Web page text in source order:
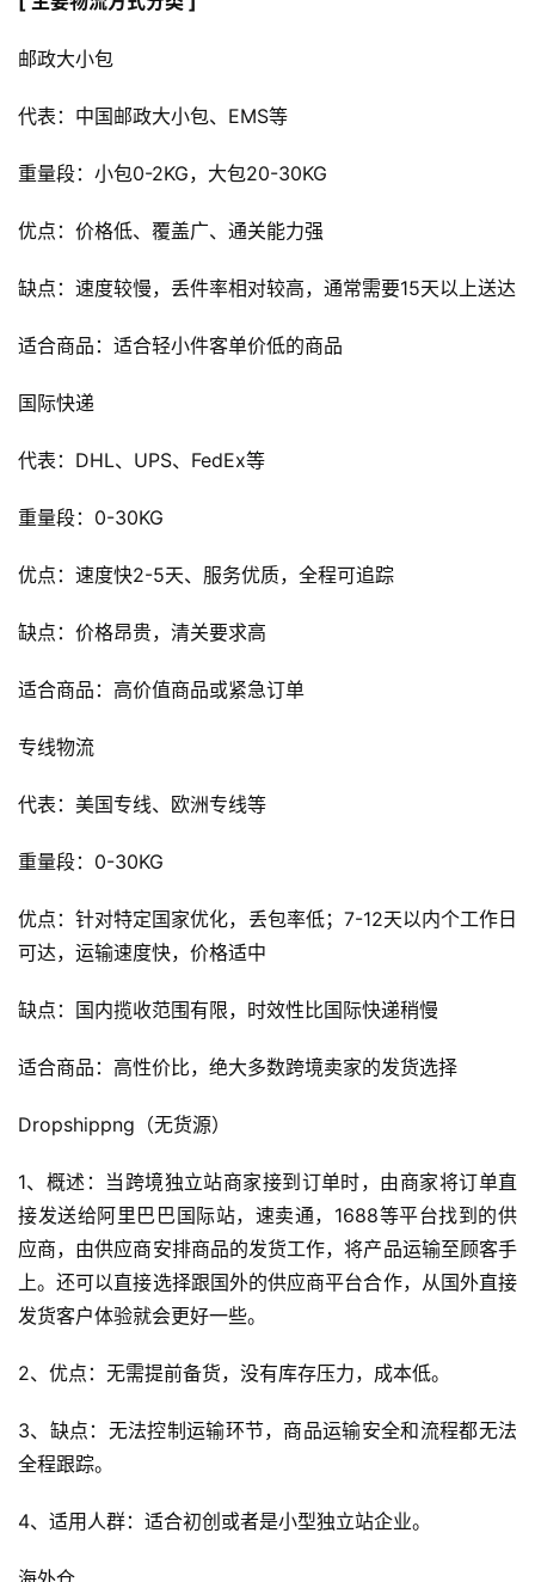
首
页
邮政大小包
代表：中国邮政大小包、EMS等
重量段：小包0-2KG，大包20-30KG
优点：价格低、覆盖广、通关能力强
缺点：速度较慢，丢件率相对较高，通常需要15天以上送达
适合商品：适合轻小件客单价低的商品
国际快递
代表：DHL、UPS、FedEx等
重量段：0-30KG
优点：速度快2-5天、服务优质，全程可追踪
缺点：价格昂贵，清关要求高
适合商品：高价值商品或紧急订单
专线物流
代表：美国专线、欧洲专线等
重量段：0-30KG
优点：针对特定国家优化，丢包率低；7-12天以内个工作日
可达，运输速度快，价格适中
缺点：国内揽收范围有限，时效性比国际快递稍慢
适合商品：高性价比，绝大多数跨境卖家的发货选择
Dropshippng（无货源）
1、概述：当跨境独立站商家接到订单时，由商家将订单直
接发送给阿里巴巴国际站，速卖通，1688等平台找到的供
应商，由供应商安排商品的发货工作，将产品运输至顾客手
上。还可以直接选择跟国外的供应商平台合作，从国外直接
发货客户体验就会更好一些。
2、优点：无需提前备货，没有库存压力，成本低。
3、缺点：无法控制运输环节，商品运输安全和流程都无法
全程跟踪。
4、适用人群：适合初创或者是小型独立站企业。